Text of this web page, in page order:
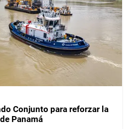
Conjunto para reforzar la
Panamá